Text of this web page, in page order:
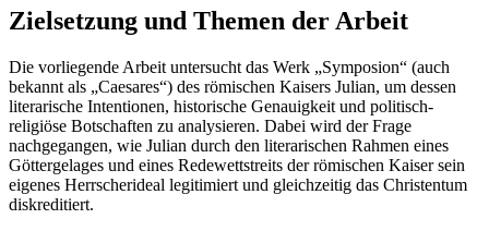
Zielsetzung und Themen der Arbeit
Die vorliegende Arbeit untersucht das Werk „Symposion“ (auch
bekannt als „Caesares“) des römischen Kaisers Julian, um dessen
literarische Intentionen, historische Genauigkeit und politisch-
religiöse Botschaften zu analysieren. Dabei wird der Frage
nachgegangen, wie Julian durch den literarischen Rahmen eines
Göttergelages und eines Redewettstreits der römischen Kaiser sein
eigenes Herrscherideal legitimiert und gleichzeitig das Christentum
diskreditiert.